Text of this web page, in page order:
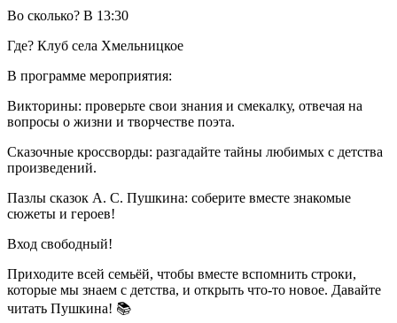
Во сколько? В 13:30
Где? Клуб села Хмельницкое
В программе мероприятия:
Викторины: проверьте свои знания и смекалку, отвечая на
вопросы о жизни и творчестве поэта.
Сказочные кроссворды: разгадайте тайны любимых с детства
произведений.
Пазлы сказок А. С. Пушкина: соберите вместе знакомые
сюжеты и героев!
Вход свободный!
Приходите всей семьёй, чтобы вместе вспомнить строки,
которые мы знаем с детства, и открыть что-то новое. Давайте
читать Пушкина! 📚